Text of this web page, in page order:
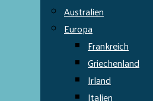
Australien
Europa
Frankreich
Griechenland
Irland
Italien